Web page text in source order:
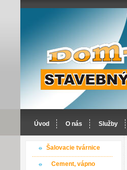
Úvod O nás Služby
Šalovacie tvárnice
Cement, vápno